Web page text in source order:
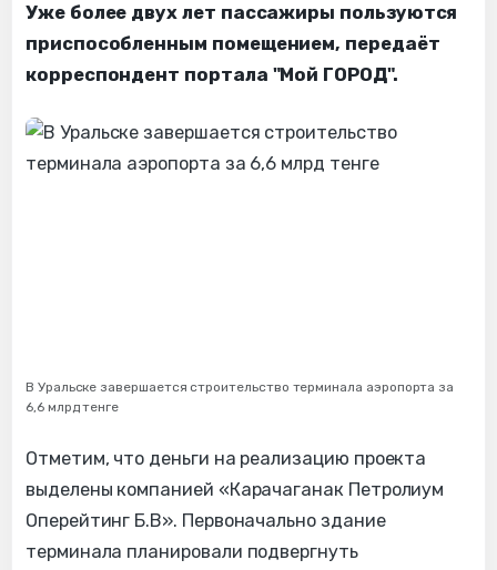
Уже более двух лет пассажиры пользуются
приспособленным помещением, передаёт
корреспондент портала "Мой ГОРОД".
В Уральске завершается строительство терминала аэропорта за
6,6 млрд тенге
Отметим, что деньги на реализацию проекта
выделены компанией «Карачаганак Петролиум
Оперейтинг Б.В». Первоначально здание
терминала планировали подвергнуть